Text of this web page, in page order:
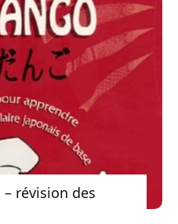
révision des